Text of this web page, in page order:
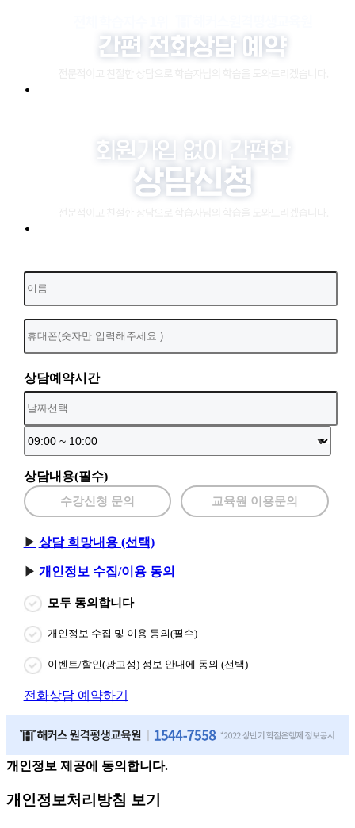
상담예약시간
상담내용(필수)
수강신청 문의 교육원 이용문의
상담 희망내용 (선택)
개인정보 수집/이용 동의
모두 동의합니다
개인정보 수집 및 이용 동의(필수)
이벤트/할인(광고성) 정보 안내에 동의 (선택)
전화상담 예약하기
개인정보 제공에 동의합니다.
개인정보처리방침 보기